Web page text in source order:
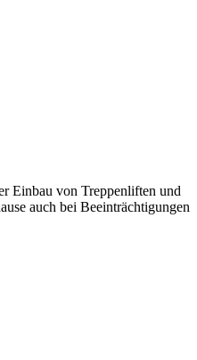
Einbau von Treppenliften und
auch bei Beeinträchtigungen